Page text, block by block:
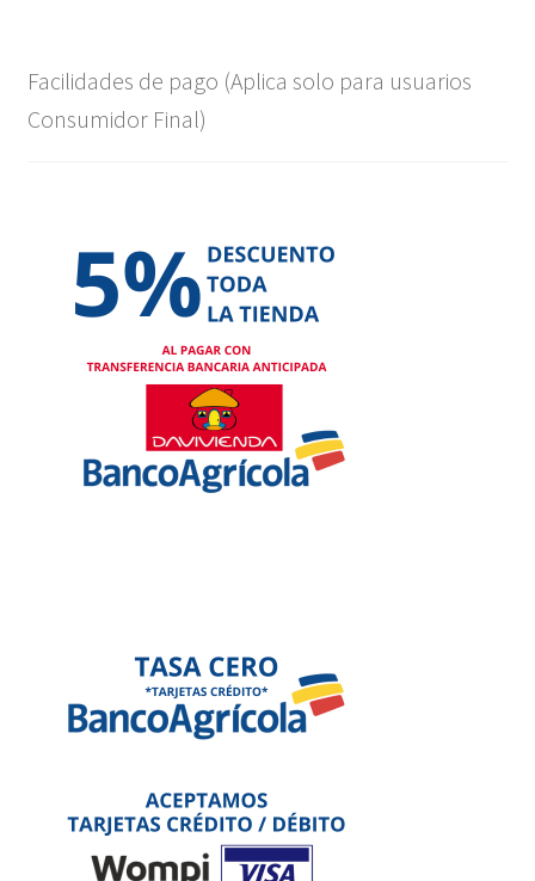
Facilidades de pago (Aplica solo para usuarios
Consumidor Final)